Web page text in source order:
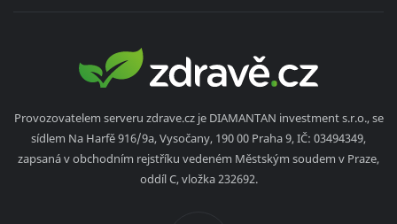
Provozovatelem serveru zdrave.cz je DIAMANTAN investment s.r.o., se
sídlem Na Harfě 916/9a, Vysočany, 190 00 Praha 9, IČ: 03494349,
zapsaná v obchodním rejstříku vedeném Městským soudem v Praze,
oddíl C, vložka 232692.